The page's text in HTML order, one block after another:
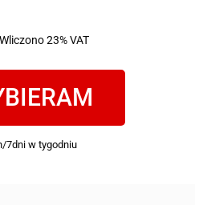
Wliczono 23% VAT
7dni w tygodniu